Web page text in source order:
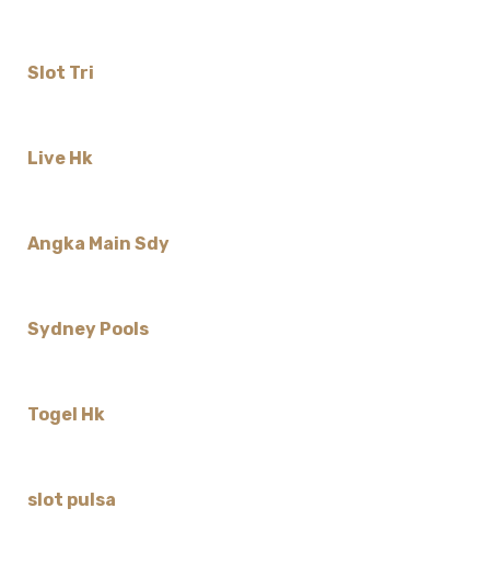
Slot Tri
Live Hk
Angka Main Sdy
Sydney Pools
Togel Hk
slot pulsa